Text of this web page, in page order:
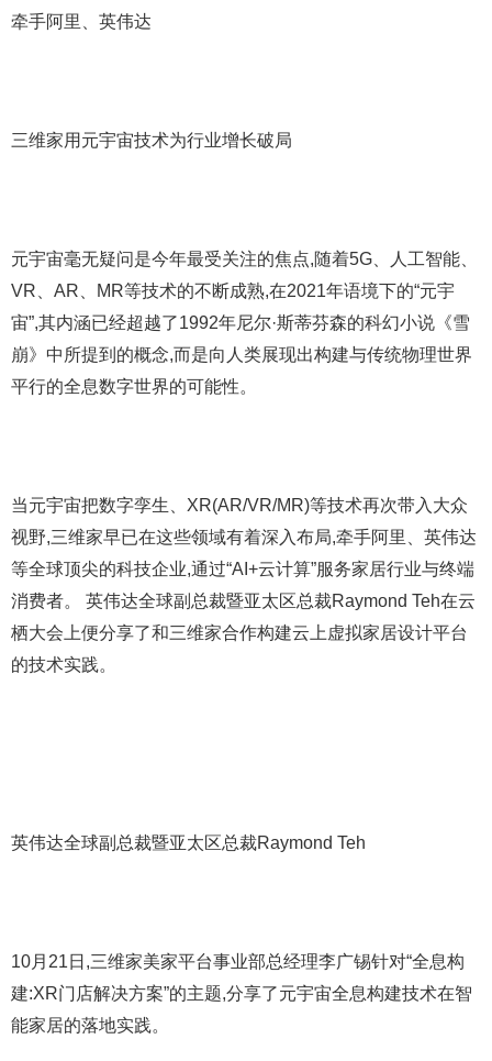
牵手阿里、英伟达
三维家用元宇宙技术为行业增长破局
元宇宙毫无疑问是今年最受关注的焦点,随着5G、人工智能、
VR、AR、MR等技术的不断成熟,在2021年语境下的“元宇
宙”,其内涵已经超越了1992年尼尔·斯蒂芬森的科幻小说《雪
崩》中所提到的概念,而是向人类展现出构建与传统物理世界
平行的全息数字世界的可能性。
当元宇宙把数字孪生、XR(AR/VR/MR)等技术再次带入大众
视野,三维家早已在这些领域有着深入布局,牵手阿里、英伟达
等全球顶尖的科技企业,通过“AI+云计算”服务家居行业与终端
消费者。 英伟达全球副总裁暨亚太区总裁Raymond Teh在云
栖大会上便分享了和三维家合作构建云上虚拟家居设计平台
的技术实践。
英伟达全球副总裁暨亚太区总裁Raymond Teh
10月21日,三维家美家平台事业部总经理李广锡针对“全息构
建:XR门店解决方案”的主题,分享了元宇宙全息构建技术在智
能家居的落地实践。